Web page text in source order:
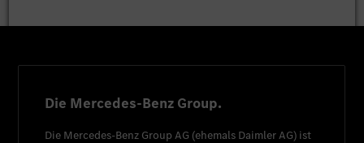
Die Mercedes-Benz Group.
Die Mercedes-Benz Group AG (ehemals Daimler AG) ist